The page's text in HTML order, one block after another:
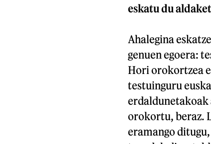
eskatu du
Ahalegina
genuen egoera:
Hori orokortzea
testuinguru
erdaldunetakoak
orokortu, beraz.
eramango